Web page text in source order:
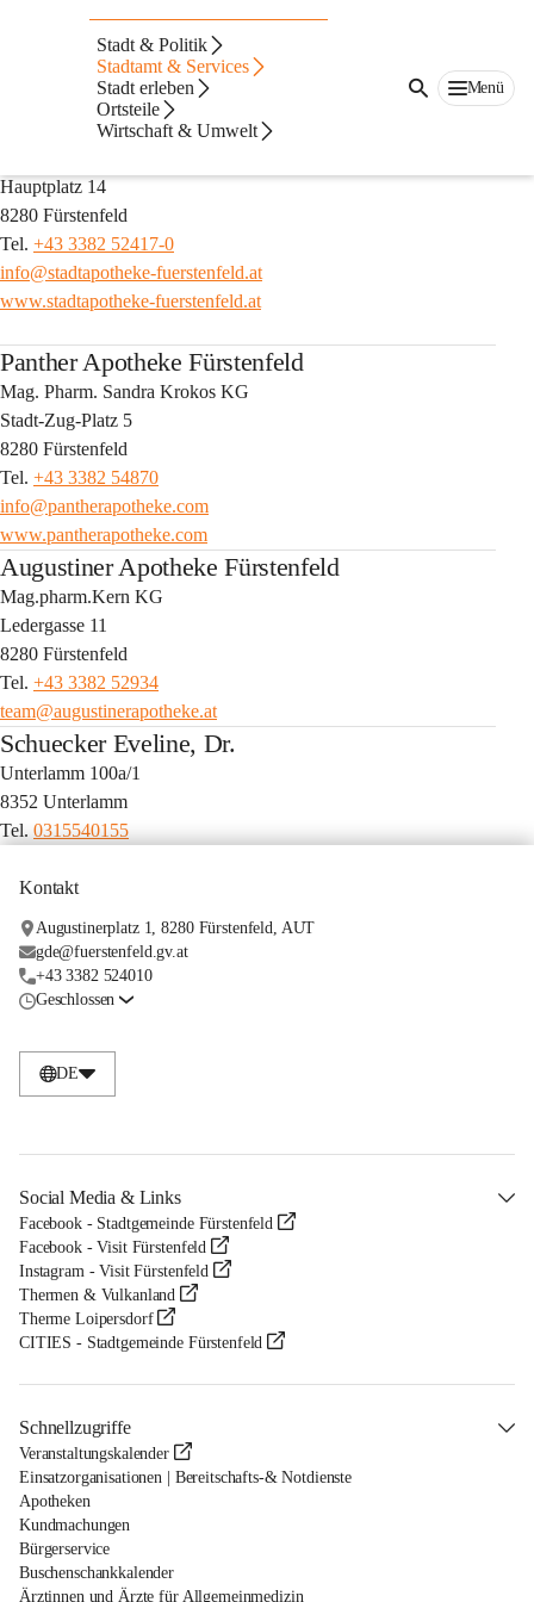
Stadt & Politik
Stadtamt & Services
Stadt erleben
Ortsteile
Wirtschaft & Umwelt
Menü
Apotheken
Stadtapotheke Fürstenfeld
Hauptplatz 14
8280 Fürstenfeld
Tel. +43 3382 52417-0
info@stadtapotheke-fuerstenfeld.at
www.stadtapotheke-fuerstenfeld.at
Panther Apotheke Fürstenfeld
Mag. Pharm. Sandra Krokos KG
Stadt-Zug-Platz 5
8280 Fürstenfeld
Tel. +43 3382 54870
info@pantherapotheke.com
www.pantherapotheke.com
Augustiner Apotheke Fürstenfeld
Mag.pharm.Kern KG
Ledergasse 11
8280 Fürstenfeld
Tel. +43 3382 52934
team@augustinerapotheke.at
Schuecker Eveline, Dr.
Unterlamm 100a/1
8352 Unterlamm
Tel. 0315540155
Kontakt
Augustinerplatz 1, 8280 Fürstenfeld, AUT
gde@fuerstenfeld.gv.at
+43 3382 524010
Geschlossen
DE
Social Media & Links
Facebook - Stadtgemeinde Fürstenfeld
Facebook - Visit Fürstenfeld
Instagram - Visit Fürstenfeld
Thermen & Vulkanland
Therme Loipersdorf
CITIES - Stadtgemeinde Fürstenfeld
Schnellzugriffe
Veranstaltungskalender
Einsatzorganisationen | Bereitschafts-& Notdienste
Apotheken
Kundmachungen
Bürgerservice
Buschenschankkalender
Ärztinnen und Ärzte für Allgemeinmedizin